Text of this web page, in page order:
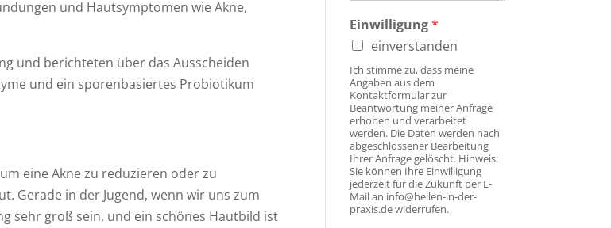
und Hautsymptomen wie Akne,
und berichteten über das Ausscheiden
und ein sporenbasiertes Probiotikum
eine Akne zu reduzieren oder zu
Gerade in der Jugend, wenn wir uns zum
sehr groß sein, und ein schönes Hautbild ist
Einwilligung*
einverstanden
Ich stimme zu, dass meine
Angaben aus dem
Kontaktformular zur
Beantwortung meiner Anfrage
erhoben und verarbeitet
werden. Die Daten werden nach
abgeschlossener Bearbeitung
Ihrer Anfrage gelöscht. Hinweis:
Sie können Ihre Einwilligung
jederzeit für die Zukunft per E-
Mail an info@heilen-in-der-
praxis.de widerrufen.